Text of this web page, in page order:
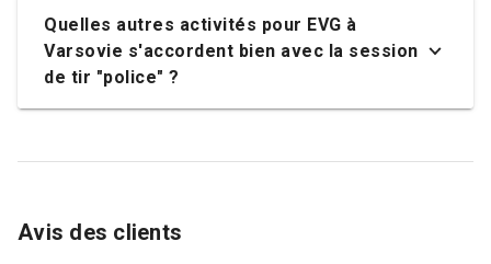
Quelles autres activités pour EVG à
Varsovie s'accordent bien avec la session
de tir "police" ?
Avis des clients